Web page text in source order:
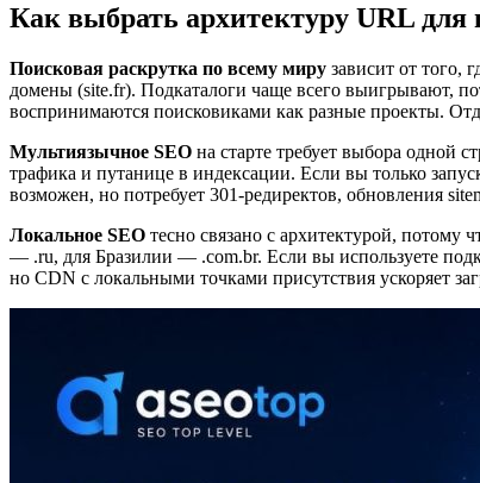
Как выбрать архитектуру URL
Поисковая раскрутка по всему миру зависит от того,
домены (site.fr). Подкаталоги чаще всего выигрывают,
воспринимаются поисковиками как разные проекты.
Мультиязычное SEO на старте требует выбора одной
трафика и путанице в индексации. Если вы только
возможен, но потребует 301-редиректов, обновления
Локальное SEO тесно связано с архитектурой, потому
— .ru, для Бразилии — .com.br. Если вы используете
но CDN с локальными точками присутствия ускоряет